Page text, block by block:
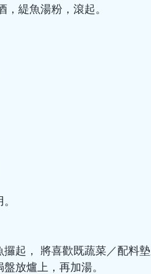
緹魚湯粉，滾起。
起， 將喜歡既蔬菜／配料
放爐上，再加湯。